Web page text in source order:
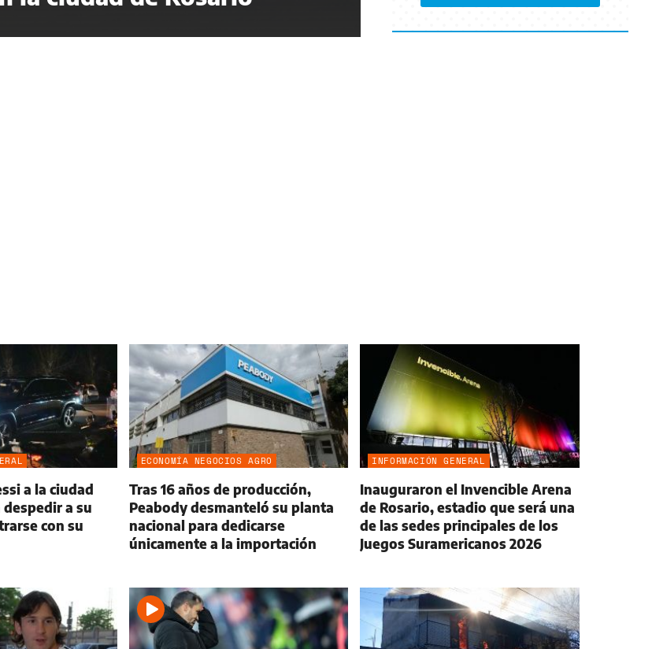
a la ciudad
a su
con su
ECONOMÍA NEGOCIOS AGRO
Tras 16 años de producción,
Peabody desmanteló su planta
nacional para dedicarse
únicamente a la importación
INFORMACIÓN GENERAL
Inauguraron el Invencible Arena
de Rosario, estadio que será una
de las sedes principales de los
Juegos Suramericanos 2026